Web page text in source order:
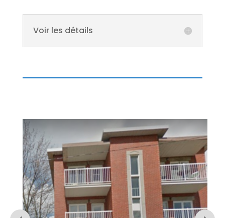
Voir les détails